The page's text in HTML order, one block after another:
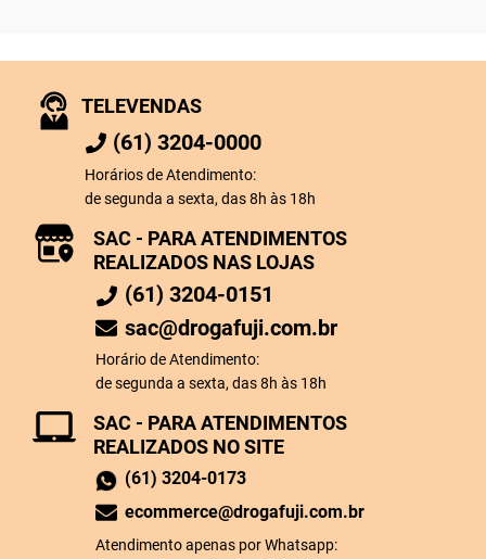
TELEVENDAS
(61) 3204-0000
Horários de Atendimento:
de segunda a sexta, das 8h às 18h
SAC - PARA ATENDIMENTOS
REALIZADOS NO SITE
(61) 3204-0173
ecommerce@drogafuji.com.br
Atendimento apenas por Whatsapp:
SAC - PARA ATENDIMENTOS
REALIZADOS NAS LOJAS
(61) 3204-0151
sac@drogafuji.com.br
Horário de Atendimento:
de segunda a sexta, das 8h às 18h